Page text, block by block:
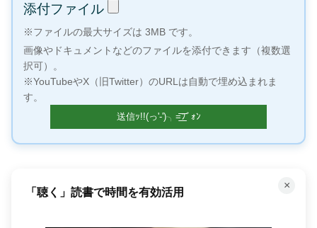
添付ファイル
※ファイルの最大サイズは 3MB です。
画像やドキュメントなどのファイルを添付できます（複数選
択可）。
※YouTubeやX（旧Twitter）のURLは自動で埋め込まれま
す。
×
100万冊以上の本が読み放題！